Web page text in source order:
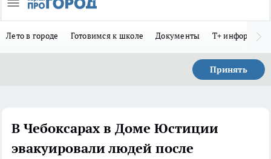
Лето в городе Готовимся к школе Документы Т+
Принять
В Чебоксарах в Доме Юстиции
эвакуировали людей после